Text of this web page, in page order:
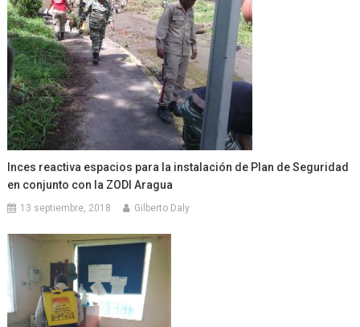
Inces reactiva espacios para la instalación de Plan de Seguridad
en conjunto con la ZODI Aragua
13 septiembre, 2018 Gilberto Daly